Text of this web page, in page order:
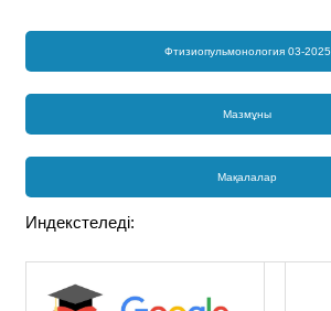
Фтизиопульмонология 03-2025
Мазмұны
Мақалалар
Индекстеледі: